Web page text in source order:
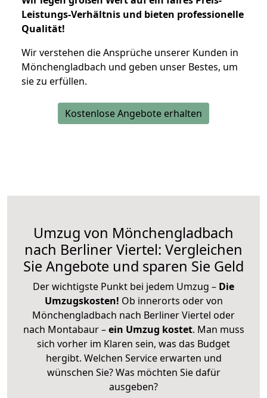
Leistungs-Verhältnis und bieten professionelle
Qualität!
Wir verstehen die Ansprüche unserer Kunden in
Mönchengladbach und geben unser Bestes, um
sie zu erfüllen.
Kostenlose Angebote erhalten
Umzug von Mönchengladbach
nach Berliner Viertel: Vergleichen
Sie Angebote und sparen Sie Geld
Der wichtigste Punkt bei jedem Umzug – Die
Umzugskosten! Ob innerorts oder von
Mönchengladbach nach Berliner Viertel oder
nach Montabaur –ein Umzug kostet. Man muss
sich vorher im Klaren sein, was das Budget
hergibt. Welchen Service erwarten und
wünschen Sie? Was möchten Sie dafür
ausgeben?